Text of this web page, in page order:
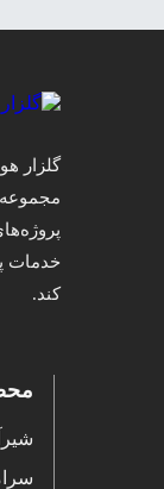
گلزار
خدمات
کند.